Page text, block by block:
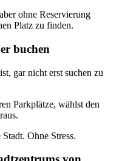
ohne Reservierung
Platz zu finden.
buchen
gar nicht erst suchen zu
Parkplätze, wählst den
Ohne Stress.